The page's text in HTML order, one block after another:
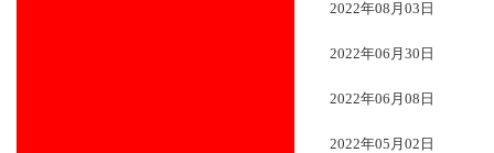
2022年08月03日
2022年06月30日
2022年06月08日
2022年05月02日